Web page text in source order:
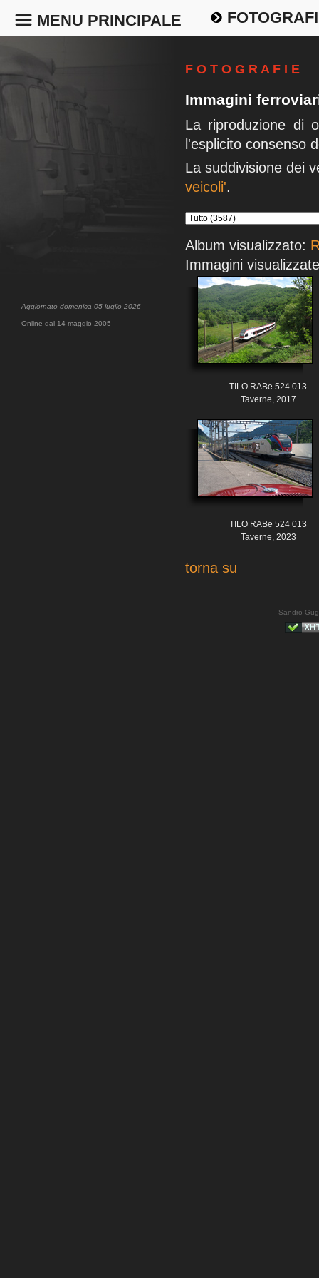
MENU PRINCIPALE
Aggiornato domenica 05 luglio 2026
Online dal 14 maggio 2005
F O T O G R A F I E
Immagini
La riproduzione di
l'esplicito consenso
La suddivisione dei
veicoli'.
Album visualizzato:
Immagini
TILO RABe 524 013
Taverne, 2017
TILO RABe 524 013
Taverne, 2023
torna su
Sandro